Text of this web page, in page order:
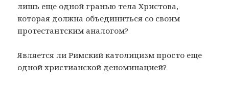
лишь еще одной гранью тела Христова,
которая должна объединиться со своим
протестантским аналогом?
Является ли Римский католицизм просто еще
одной христианской деноминацией?